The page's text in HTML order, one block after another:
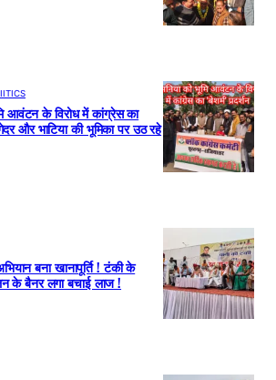
आवंटन के विरोध में कांग्रेस का
और भाटिया की भूमिका पर उठ रहे
बना खानापूर्ति ! टंकी के
के बैनर लगा बचाई लाज !